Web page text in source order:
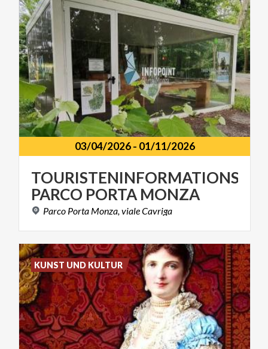
03/04/2026- 01/11/2026
PARCO PORTA MONZA
Parco Porta Monza,vialeCavriga
KUNST UND KULTUR